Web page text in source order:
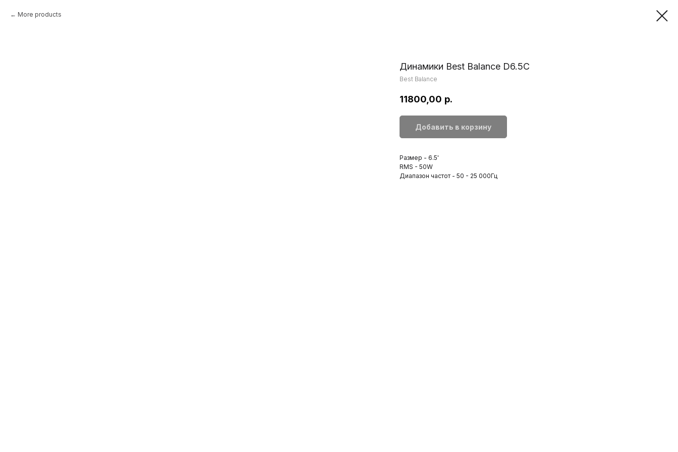
More products
Динамики Best Balance D6.5C
Best Balance
11800,00 р.
Добавить в корзину
Размер - 6.5'
RMS - 50W
Диапазон частот - 50 - 25 000Гц